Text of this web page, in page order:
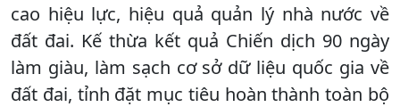
cao hiệu lực, hiệu quả quản lý nhà nước về
đất đai. Kế thừa kết quả Chiến dịch 90 ngày
làm giàu, làm sạch cơ sở dữ liệu quốc gia về
đất đai, tỉnh đặt mục tiêu hoàn thành toàn bộ